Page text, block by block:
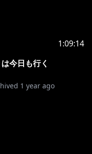
1:09:14
今日も行く
1 year ago